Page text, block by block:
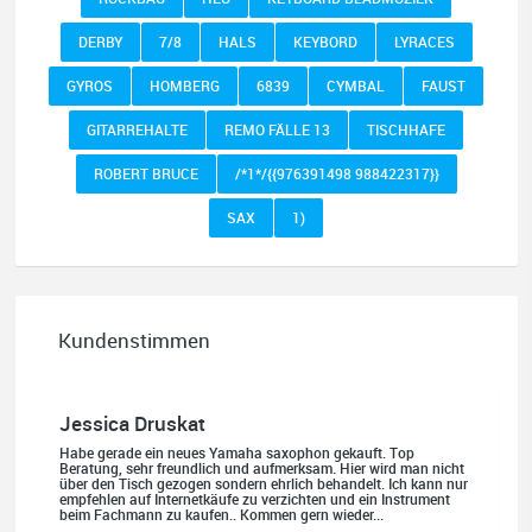
DERBY 7/8 HALS KEYBORD LYRACES
GYROS HOMBERG 6839 CYMBAL FAUST
GITARREHALTE REMO FÄLLE 13 TISCHHAFE
ROBERT BRUCE /*1*/{{976391498 988422317}}
SAX 1)
Kundenstimmen
Jessica Druskat
Habe gerade ein neues Yamaha saxophon gekauft. Top
Beratung, sehr freundlich und aufmerksam. Hier wird man nicht
über den Tisch gezogen sondern ehrlich behandelt. Ich kann nur
empfehlen auf Internetkäufe zu verzichten und ein Instrument
beim Fachmann zu kaufen.. Kommen gern wieder...